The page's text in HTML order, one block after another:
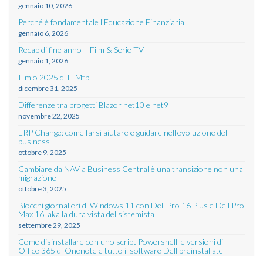
gennaio 10, 2026
Perché è fondamentale l’Educazione Finanziaria
gennaio 6, 2026
Recap di fine anno – Film & Serie TV
gennaio 1, 2026
Il mio 2025 di E-Mtb
dicembre 31, 2025
Differenze tra progetti Blazor net10 e net9
novembre 22, 2025
ERP Change: come farsi aiutare e guidare nell'evoluzione del
business
ottobre 9, 2025
Cambiare da NAV a Business Central è una transizione non una
migrazione
ottobre 3, 2025
Blocchi giornalieri di Windows 11 con Dell Pro 16 Plus e Dell Pro
Max 16, aka la dura vista del sistemista
settembre 29, 2025
Come disinstallare con uno script Powershell le versioni di
Office 365 di Onenote e tutto il software Dell preinstallate